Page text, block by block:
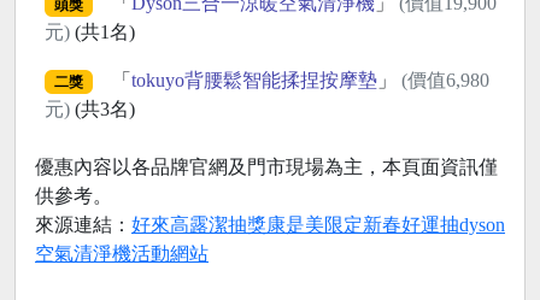
頭獎
元) (共1名)
二獎 「 tokuyo背腰鬆智能揉捏按摩墊」 (價值6,980
元) (共3名)
優惠內容以各品牌官網及門市現場為主，本頁面資訊僅
供參考。
來源連結： 好來高露潔抽獎康是美限定新春好運抽dyson
空氣清淨機活動網站